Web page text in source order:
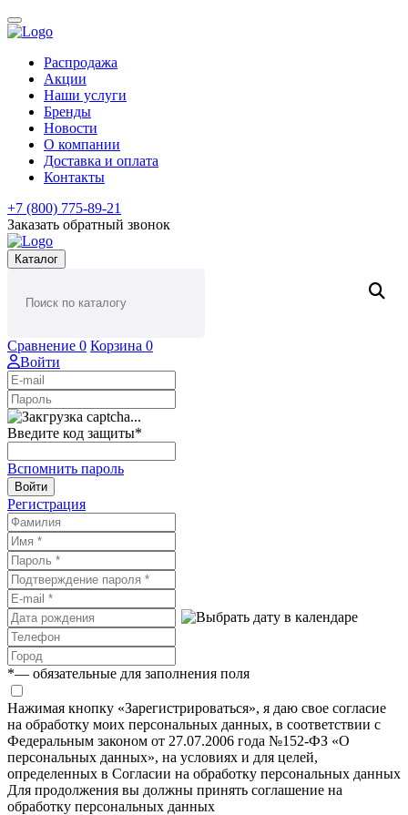
Распродажа
Акции
Наши услуги
Бренды
Новости
О компании
Доставка и оплата
Контакты
+7 (800) 775-89-21
Заказать обратный звонок
Каталог
Сравнение 0 Корзина 0
Войти
Введите код защиты*
Вспомнить пароль
Войти
Регистрация
*— обязательные для заполнения поля
Нажимая кнопку «Зарегистрироваться», я даю свое согласие
на обработку моих персональных данных, в соответствии с
Федеральным законом от 27.07.2006 года №152-ФЗ «О
персональных данных», на условиях и для целей,
определенных в Согласии на обработку персональных данных
Для продолжения вы должны принять соглашение на
обработку персональных данных